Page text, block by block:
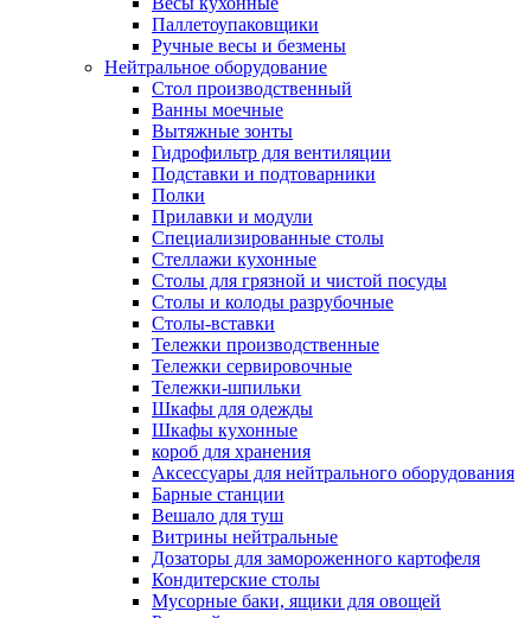
Паллетоупаковщики
Ручные весы и безмены
Нейтральное оборудование
Cтол производственный
Ванны моечные
Вытяжные зонты
Гидрофильтр для вентиляции
Подставки и подтоварники
Полки
Прилавки и модули
Специализированные столы
Стеллажи кухонные
Столы для грязной и чистой посуды
Столы и колоды разрубочные
Столы-вставки
Тележки производственные
Тележки сервировочные
Тележки-шпильки
Шкафы для одежды
Шкафы кухонные
короб для хранения
Аксессуары для нейтрального оборудования
Барные станции
Вешало для туш
Витрины нейтральные
Дозаторы для замороженного картофеля
Кондитерские столы
Мусорные баки, ящики для овощей